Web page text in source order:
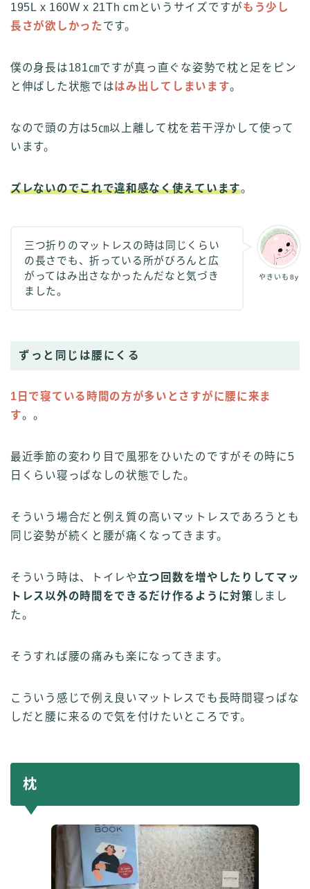
195L x 160W x 21Th cmというサイズですがもう少し
長さが欲しかった です。
僕の身長は181㎝ですが真っ直ぐな姿勢で枕と足をピン
と伸ばした状態でははみ出してしまいます。
なので頭の方は5㎝以上離して枕を若干浮かして使って
います。
ズレないのでこれで違和感なく使えています。
やきいも8y
三つ折りのマットレスの時は同じくらい
の長さでも、折っている所がびろんと広
がってはみ出さなかったんだなと気づき
ました。
ずっと同じは腰にくる
1日で寝ている時間の方が多いとさすがに腰に来ま
す。。
最近季節の変わり目で風邪をひいたのですがその時に5
日くらい寝っぱなしの状態でした。
そういう場合だと例え質の高いマットレスであろうとも
同じ姿勢が続くと腰が痛くなってきます。
そういう時は、トイレや 立つ回数を増やしたりしてマッ
トレス以外の時間をできるだけ作るように対策 しまし
た。
そうすれば腰の痛みも楽になってきます。
こういう感じで例え良いマットレスでも長時間寝っぱな
しだと腰に来るので気を付けたいところです。
枕